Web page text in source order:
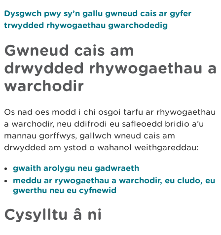
Dysgwch pwy sy’n gallu gwneud cais ar gyfer
trwydded rhywogaethau gwarchodedig
Gwneud cais am
drwydded rhywogaethau a
warchodir
Os nad oes modd i chi osgoi tarfu ar rhywogaethau
a warchodir, neu ddifrodi eu safleoedd bridio a’u
mannau gorffwys, gallwch wneud cais am
drwydded am ystod o wahanol weithgareddau:
gwaith arolygu neu gadwraeth
meddu ar rywogaethau a warchodir, eu cludo, eu
gwerthu neu eu cyfnewid
Cysylltu â ni